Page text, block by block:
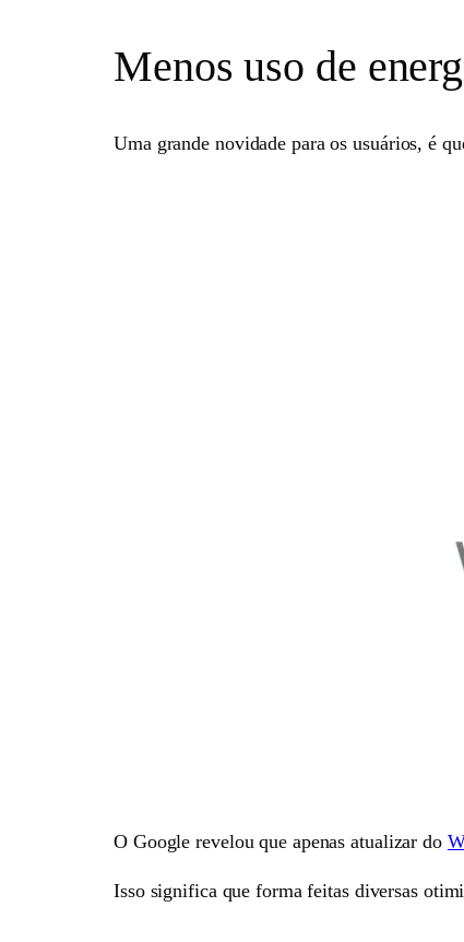
Menos uso de
Uma grande novidade para os usuários, é
O Google revelou que apenas atualizar do
Isso significa que forma feitas diversas